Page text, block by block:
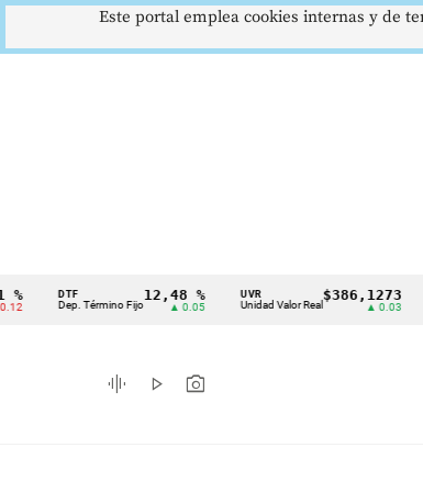
Cintillo
indicadores
económicos
DTF
Dep. Término Fijo
12,48 %
▲ 0.05
UVR
Unidad Valor Real
$386,1273
graphic_eq play_arrow photo_camera
Este portal emplea cookies internas y de